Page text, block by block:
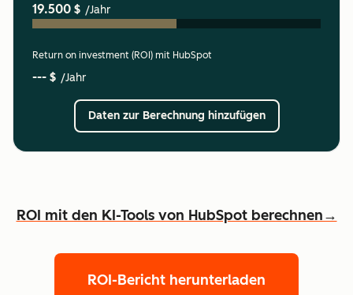
19.500 $ /Jahr
Return on investment (ROI) mit HubSpot
--- $ /Jahr
Daten zur Berechnung hinzufügen
ROI mit den KI-Tools von HubSpot berechnen→
ROI-Bericht herunterladen